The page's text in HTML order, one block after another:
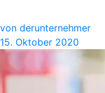
von derunternehmer
15. Oktober 2020